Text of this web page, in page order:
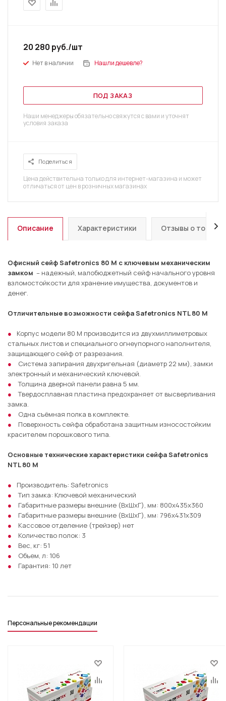
20 280 руб./шт
Нет в наличии Нашли дешевле?
ПОД ЗАКАЗ
Наши менеджеры обязательно свяжутся с вами и уточнят
условия заказа
Поделиться
Цена действительна только для интернет-магазина и может
отличаться от цен в розничных магазинах
Описание Характеристики Отзывы о товаре
Офисный сейф Safetronics 80 M c ключевым механическим
замком – надежный, малобюджетный сейф начального уровня
взломостойкости для хранение имущества, документов и
денег.
Отличительные возможности сейфа Safetronics NTL 80 M
Корпус модели 80 M производится из двухмиллиметровых
стальных листов и специального огнеупорного наполнителя,
защищающего сейф от разрезания.
Система запирания двухригельная (диаметр 22 мм), замки
электронный и механический ключевой.
Толщина дверной панели равна 5 мм.
Твердосплавная пластина предохраняет от высверливания
замка.
Одна съёмная полка в комплекте.
Поверхность сейфа обработана защитным износостойким
красителем порошкового типа.
Основные технические характеристики сейфа Safetronics
NTL 80 M
Производитель: Safetronics
Тип замка: Ключевой механический
Габаритные размеры внешние (ВхШхГ), мм: 800х435х360
Габаритные размеры внешние (ВхШхГ), мм: 796х431х309
Кассовое отделение (трейзер) нет
Количество полок: 3
Вес, кг: 51
Объем, л: 106
Гарантия: 10 лет
Персональные рекомендации